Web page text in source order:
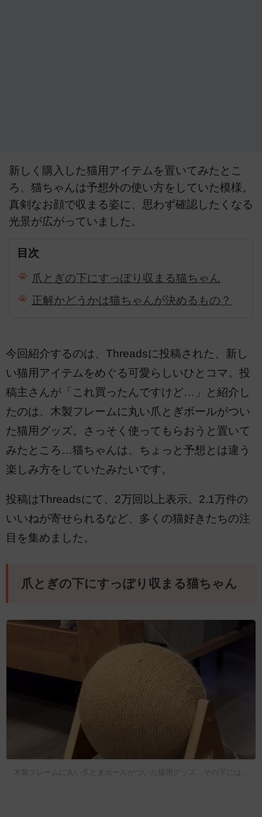
新しく購入した猫用アイテムを置いてみたとこ
ろ、猫ちゃんは予想外の使い方をしていた模様。
真剣なお顔で収まる姿に、思わず確認したくなる
光景が広がっていました。
目次
爪とぎの下にすっぽり収まる猫ちゃん
正解かどうかは猫ちゃんが決めるもの？
今回紹介するのは、Threadsに投稿された、新し
い猫用アイテムをめぐる可愛らしいひとコマ。投
稿主さんが「これ買ったんですけど…」と紹介し
たのは、木製フレームに丸い爪とぎボールがつい
た猫用グッズ。さっそく使ってもらおうと置いて
みたところ…猫ちゃんは、ちょっと予想とは違う
楽しみ方をしていたみたいです。
投稿はThreadsにて、2万回以上表示。2.1万件の
いいねが寄せられるなど、多くの猫好きたちの注
目を集めました。
爪とぎの下にすっぽり収まる猫ちゃん
木製フレームに丸い爪とぎボールがついた猫用グッズ…その下には…